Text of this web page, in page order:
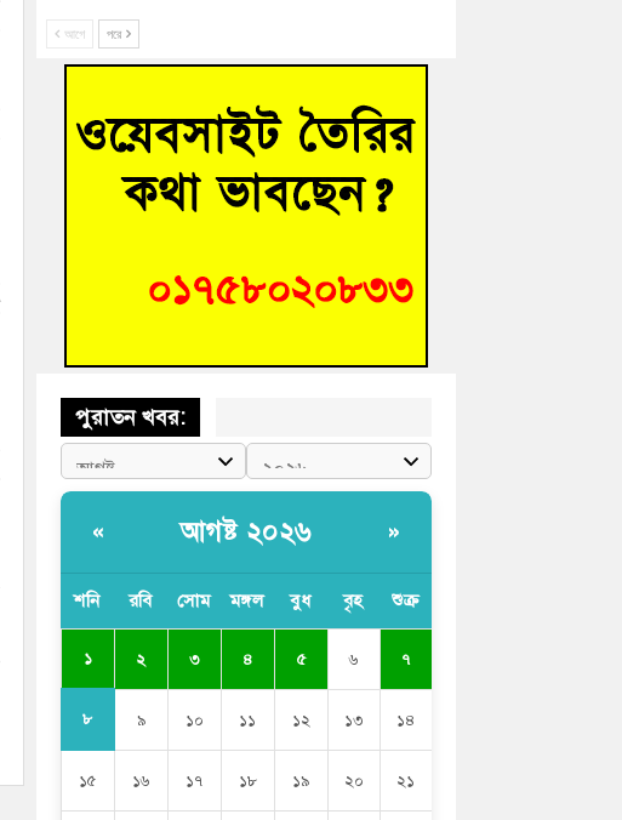
‘হাসিনাকে ফেরাতে তৎপরতা’ কুবিতে ১১ শিক্ষককে ঘিরে
ফ্যাক্ট-ফাইন্ডিং কমিটি গঠন
জুলাই গণঅভ্যুত্থান দিবসে কুমিল্লায় শ্রদ্ধা, র‍্যালি ও সংবর্ধনা
তনু হত্যা মামলায় গ্রেফতার সাবেক সেনা সদস্য হাফিজুর
আহত শিক্ষার্থীদের দেখতে গিয়ে মেডিকেলের ক্যান্টিনে
আগে পরে
পুরাতন খবর:
« আগষ্ট ২০২৬ »
শনি রবি সোম মঙ্গল বুধ বৃহ শুক্র
১ ২ ৩ ৪ ৫ ৬ ৭
৮ ৯ ১০ ১১ ১২ ১৩ ১৪
১৫ ১৬ ১৭ ১৮ ১৯ ২০ ২১